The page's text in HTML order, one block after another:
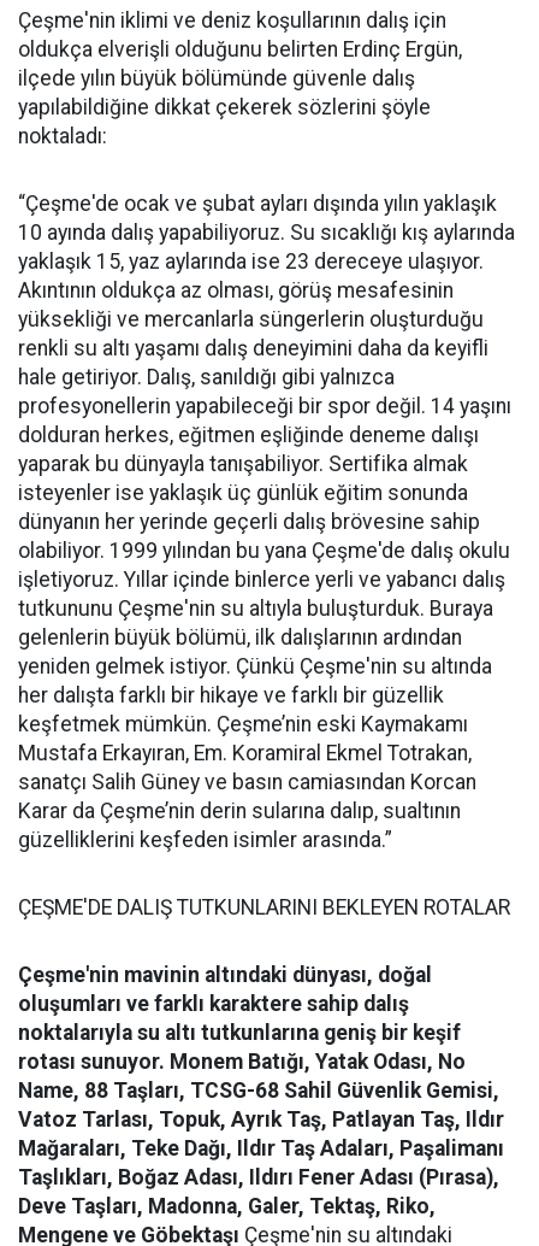
Çeşme'nin iklimi ve deniz koşullarının dalış için
oldukça elverişli olduğunu belirten Erdinç Ergün,
ilçede yılın büyük bölümünde güvenle dalış
yapılabildiğine dikkat çekerek sözlerini şöyle
noktaladı:
“Çeşme'de ocak ve şubat ayları dışında yılın yaklaşık
10 ayında dalış yapabiliyoruz. Su sıcaklığı kış aylarında
yaklaşık 15, yaz aylarında ise 23 dereceye ulaşıyor.
Akıntının oldukça az olması, görüş mesafesinin
yüksekliği ve mercanlarla süngerlerin oluşturduğu
renkli su altı yaşamı dalış deneyimini daha da keyifli
hale getiriyor. Dalış, sanıldığı gibi yalnızca
profesyonellerin yapabileceği bir spor değil. 14 yaşını
dolduran herkes, eğitmen eşliğinde deneme dalışı
yaparak bu dünyayla tanışabiliyor. Sertifika almak
isteyenler ise yaklaşık üç günlük eğitim sonunda
dünyanın her yerinde geçerli dalış brövesine sahip
olabiliyor. 1999 yılından bu yana Çeşme'de dalış okulu
işletiyoruz. Yıllar içinde binlerce yerli ve yabancı dalış
tutkununu Çeşme'nin su altıyla buluşturduk. Buraya
gelenlerin büyük bölümü, ilk dalışlarının ardından
yeniden gelmek istiyor. Çünkü Çeşme'nin su altında
her dalışta farklı bir hikaye ve farklı bir güzellik
keşfetmek mümkün. Çeşme’nin eski Kaymakamı
Mustafa Erkayıran, Em. Koramiral Ekmel Totrakan,
sanatçı Salih Güney ve basın camiasından Korcan
Karar da Çeşme’nin derin sularına dalıp, sualtının
güzelliklerini keşfeden isimler arasında.”
ÇEŞME'DE DALIŞ TUTKUNLARINI BEKLEYEN ROTALAR
Çeşme'nin mavinin altındaki dünyası, doğal
oluşumları ve farklı karaktere sahip dalış
noktalarıyla su altı tutkunlarına geniş bir keşif
rotası sunuyor. Monem Batığı, Yatak Odası, No
Name, 88 Taşları, TCSG-68 Sahil Güvenlik Gemisi,
Vatoz Tarlası, Topuk, Ayrık Taş, Patlayan Taş, Ildır
Mağaraları, Teke Dağı, Ildır Taş Adaları, Paşalimanı
Taşlıkları, Boğaz Adası, Ildırı Fener Adası (Pırasa),
Deve Taşları, Madonna, Galer, Tektaş, Riko,
Mengene ve Göbektaşı Çeşme'nin su altındaki